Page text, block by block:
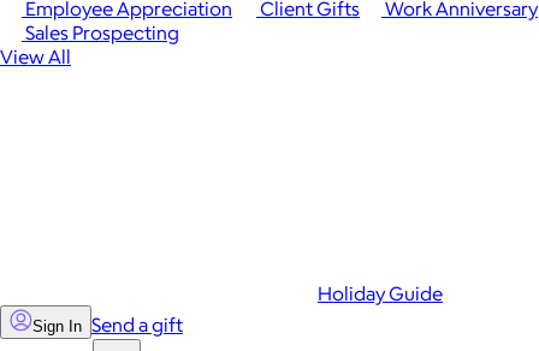
Employee Appreciation Client Gifts
Work Anniversary
Sales Prospecting
View All
Holiday Guide
Sign In Send a gift